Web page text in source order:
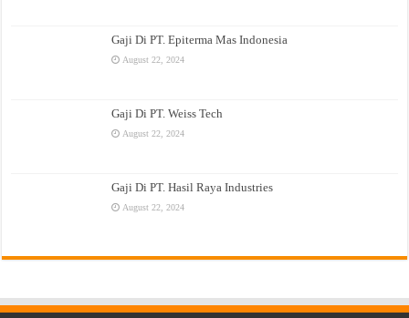
Gaji Di PT. Epiterma Mas Indonesia
August 22, 2024
Gaji Di PT. Weiss Tech
August 22, 2024
Gaji Di PT. Hasil Raya Industries
August 22, 2024